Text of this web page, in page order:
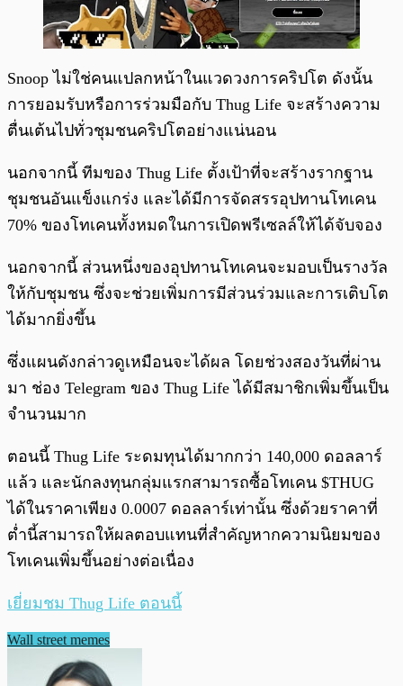
Snoop ไม่ใช่คนแปลกหน้าในแวดวงการคริปโต ดังนั้น
การยอมรับหรือการร่วมมือกับ Thug Life จะสร้างความ
ตื่นเต้นไปทั่วชุมชนคริปโตอย่างแน่นอน
นอกจากนี้ ทีมของ Thug Life ตั้งเป้าที่จะสร้างรากฐาน
ชุมชนอันแข็งแกร่ง และได้มีการจัดสรรอุปทานโทเคน
70% ของโทเคนทั้งหมดในการเปิดพรีเซลล์ให้ได้จับจอง
นอกจากนี้ ส่วนหนึ่งของอุปทานโทเคนจะมอบเป็นรางวัล
ให้กับชุมชน ซึ่งจะช่วยเพิ่มการมีส่วนร่วมและการเติบโต
ได้มากยิ่งขึ้น
ซึ่งแผนดังกล่าวดูเหมือนจะได้ผล โดยช่วงสองวันที่ผ่าน
มา ช่อง Telegram ของ Thug Life ได้มีสมาชิกเพิ่มขึ้นเป็น
จำนวนมาก
ตอนนี้ Thug Life ระดมทุนได้มากกว่า 140,000 ดอลลาร์
แล้ว และนักลงทุนกลุ่มแรกสามารถซื้อโทเคน $THUG
ได้ในราคาเพียง 0.0007 ดอลลาร์เท่านั้น ซึ่งด้วยราคาที่
ต่ำนี้สามารถให้ผลตอบแทนที่สำคัญหากความนิยมของ
โทเคนเพิ่มขึ้นอย่างต่อเนื่อง
เยี่ยมชม Thug Life ตอนนี้
Wall street memes